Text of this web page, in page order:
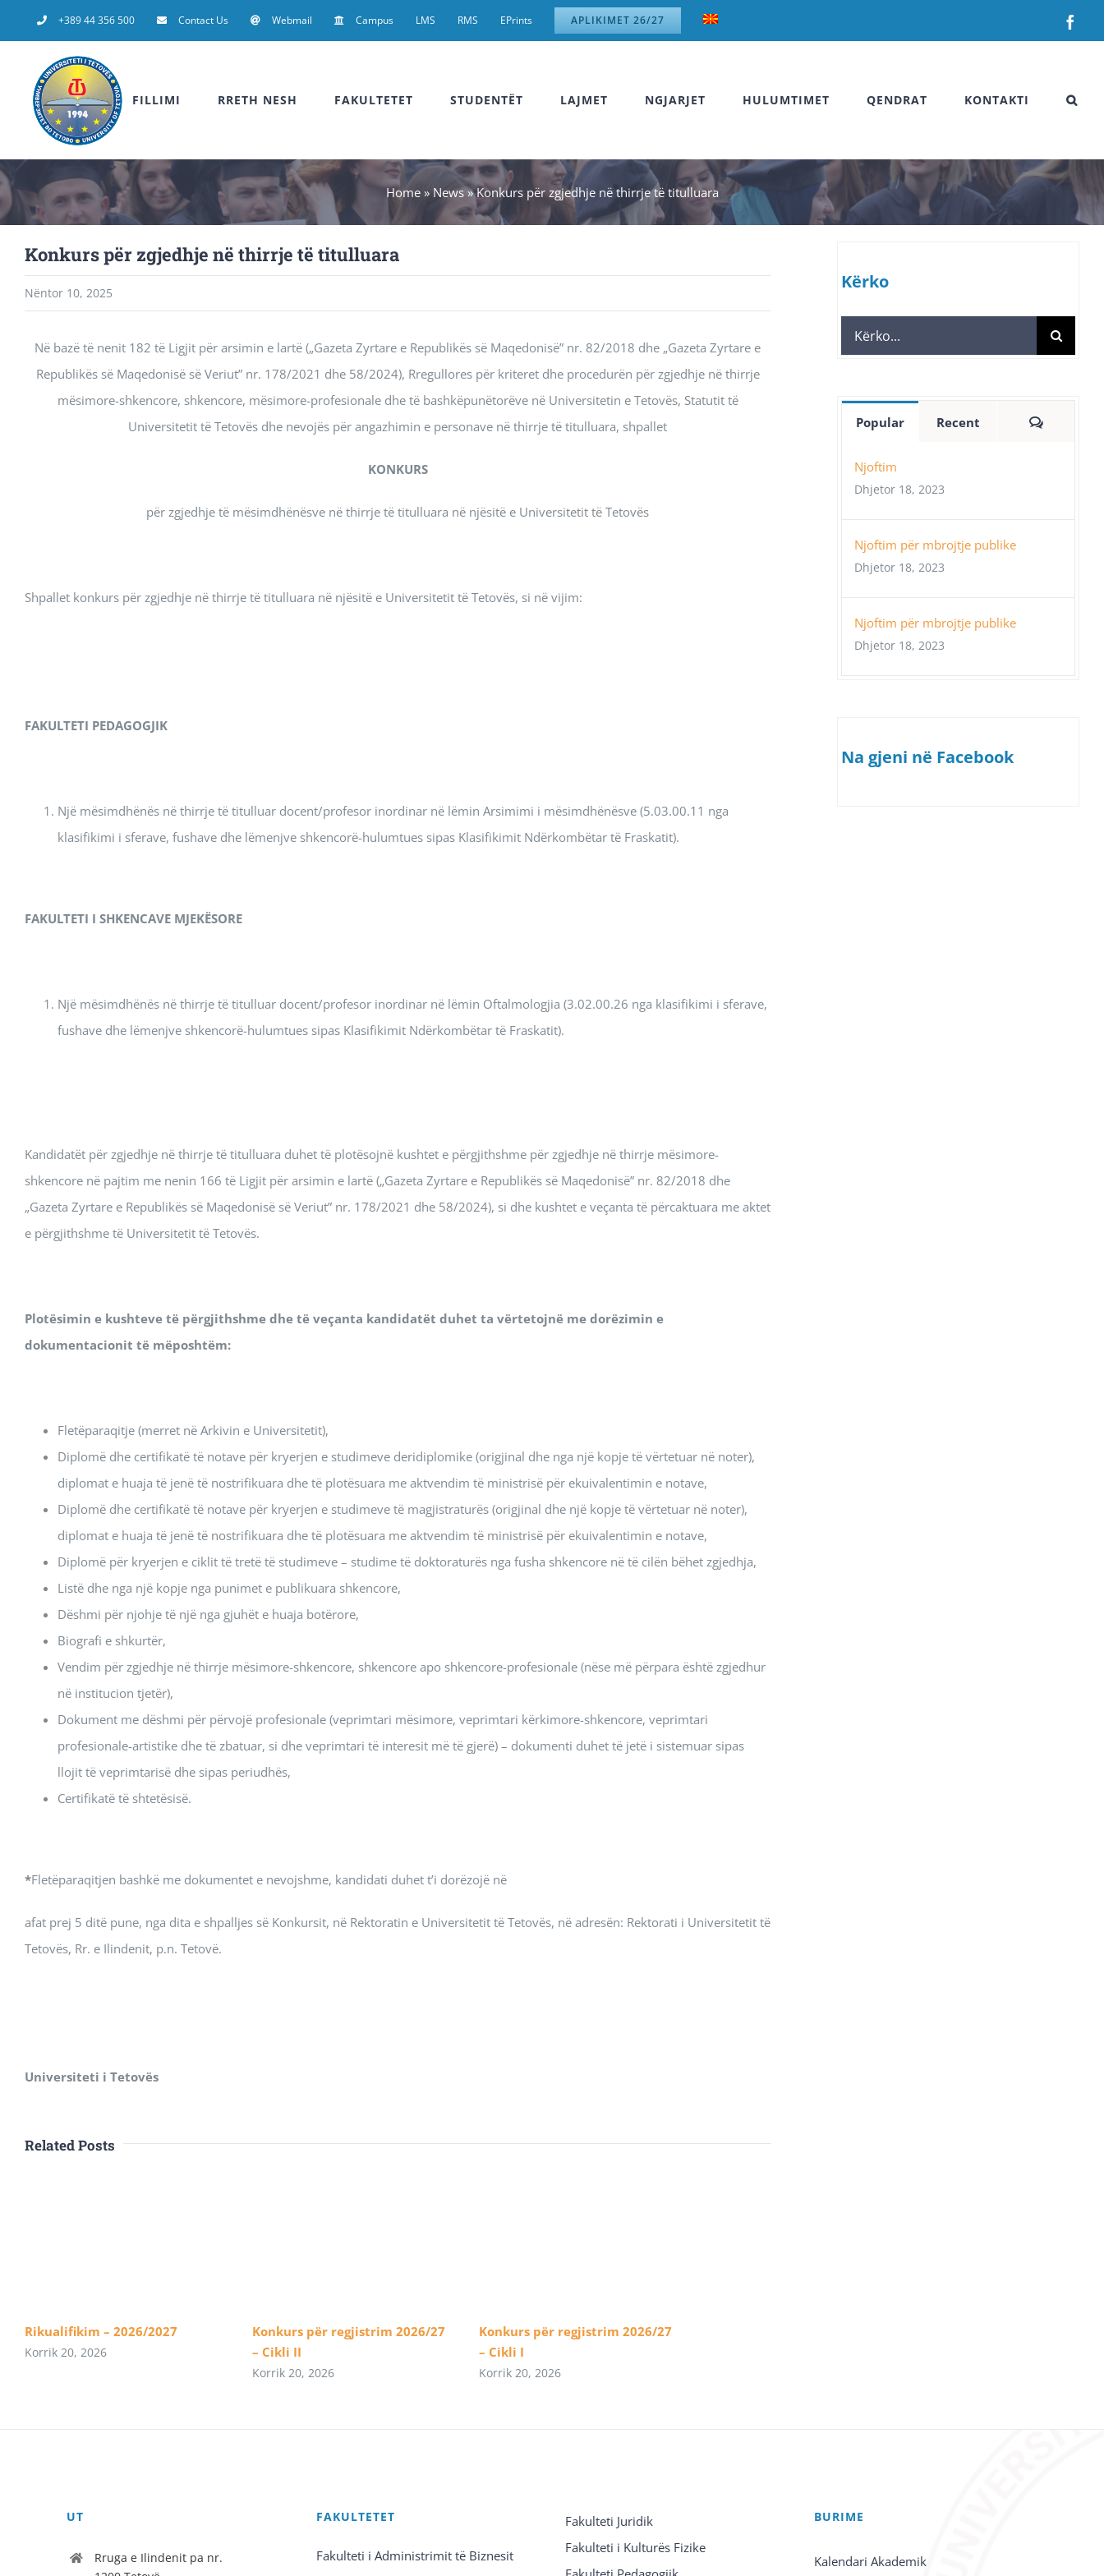
to
+389 44 356 500 Contact Us Webmail Campus LMS RMS EPrints APLIKIMET 26/27
FILLIMI RRETH NESH FAKULTETET STUDENTËT LAJMET NGJARJET HULUMTIMET QENDRAT KONTAKTI
Home» News»Konkurs për zgjedhje në thirrje të titulluara
Konkurs për zgjedhje në thirrje të titulluara
Nëntor 10, 2025
Në bazë të nenit 182 të Ligjit për arsimin e lartë („Gazeta Zyrtare e Republikës së Maqedonisë” nr. 82/2018 dhe „Gazeta Zyrtare e
Republikës së Maqedonisë së Veriut” nr. 178/2021 dhe 58/2024), Rregullores për kriteret dhe procedurën për zgjedhje në thirrje
mësimore-shkencore, shkencore, mësimore-profesionale dhe të bashkëpunëtorëve në Universitetin e Tetovës, Statutit të
Universitetit të Tetovës dhe nevojës për angazhimin e personave në thirrje të titulluara, shpallet
KONKURS
për zgjedhje të mësimdhënësve në thirrje të titulluara në njësitë e Universitetit të Tetovës
Shpallet konkurs për zgjedhje në thirrje të titulluara në njësitë e Universitetit të Tetovës, si në vijim:
FAKULTETI PEDAGOGJIK
Një mësimdhënës në thirrje të titulluar docent/profesor inordinar në lëmin Arsimimi i mësimdhënësve (5.03.00.11 nga
klasifikimi i sferave, fushave dhe lëmenjve shkencorë-hulumtues sipas Klasifikimit Ndërkombëtar të Fraskatit).
FAKULTETI I SHKENCAVE MJEKËSORE
Një mësimdhënës në thirrje të titulluar docent/profesor inordinar në lëmin Oftalmologjia (3.02.00.26 nga klasifikimi i sferave,
fushave dhe lëmenjve shkencorë-hulumtues sipas Klasifikimit Ndërkombëtar të Fraskatit).
Kandidatët për zgjedhje në thirrje të titulluara duhet të plotësojnë kushtet e përgjithshme për zgjedhje në thirrje mësimore-
shkencore në pajtim me nenin 166 të Ligjit për arsimin e lartë („Gazeta Zyrtare e Republikës së Maqedonisë” nr. 82/2018 dhe
„Gazeta Zyrtare e Republikës së Maqedonisë së Veriut” nr. 178/2021 dhe 58/2024), si dhe kushtet e veçanta të përcaktuara me aktet
e përgjithshme të Universitetit të Tetovës.
Plotësimin e kushteve të përgjithshme dhe të veçanta kandidatët duhet ta vërtetojnë me dorëzimin e
dokumentacionit të mëposhtëm:
Fletëparaqitje (merret në Arkivin e Universitetit),
Diplomë dhe certifikatë të notave për kryerjen e studimeve deridiplomike (origjinal dhe nga një kopje të vërtetuar në noter),
diplomat e huaja të jenë të nostrifikuara dhe të plotësuara me aktvendim të ministrisë për ekuivalentimin e notave,
Diplomë dhe certifikatë të notave për kryerjen e studimeve të magjistraturës (origjinal dhe një kopje të vërtetuar në noter),
diplomat e huaja të jenë të nostrifikuara dhe të plotësuara me aktvendim të ministrisë për ekuivalentimin e notave,
Diplomë për kryerjen e ciklit të tretë të studimeve – studime të doktoraturës nga fusha shkencore në të cilën bëhet zgjedhja,
Listë dhe nga një kopje nga punimet e publikuara shkencore,
Dëshmi për njohje të një nga gjuhët e huaja botërore,
Biografi e shkurtër,
Vendim për zgjedhje në thirrje mësimore-shkencore, shkencore apo shkencore-profesionale (nëse më përpara është zgjedhur
në institucion tjetër),
Dokument me dëshmi për përvojë profesionale (veprimtari mësimore, veprimtari kërkimore-shkencore, veprimtari
profesionale-artistike dhe të zbatuar, si dhe veprimtari të interesit më të gjerë) – dokumenti duhet të jetë i sistemuar sipas
llojit të veprimtarisë dhe sipas periudhës,
Certifikatë të shtetësisë.
*Fletëparaqitjen bashkë me dokumentet e nevojshme, kandidati duhet t’i dorëzojë në
afat prej 5 ditë pune, nga dita e shpalljes së Konkursit, në Rektoratin e Universitetit të Tetovës, në adresën: Rektorati i Universitetit të
Tetovës, Rr. e Ilindenit, p.n. Tetovë.
Universiteti i Tetovës
Related Posts
Rikualifikim – 2026/2027
Korrik 20, 2026
Konkurs për regjistrim 2026/27
– Cikli II
Korrik 20, 2026
Konkurs për regjistrim 2026/27
– Cikli I
Korrik 20, 2026
Kërko
Search
for:
Popular Recent
Njoftim
Dhjetor 18, 2023
Njoftim për mbrojtje publike
Dhjetor 18, 2023
Njoftim për mbrojtje publike
Dhjetor 18, 2023
Na gjeni në Facebook
UT
Rruga e Ilindenit pa nr.
FAKULTETET
Fakulteti i Administrimit të Biznesit
Fakulteti Juridik
Fakulteti i Kulturës Fizike
BURIME
Kalendari Akademik